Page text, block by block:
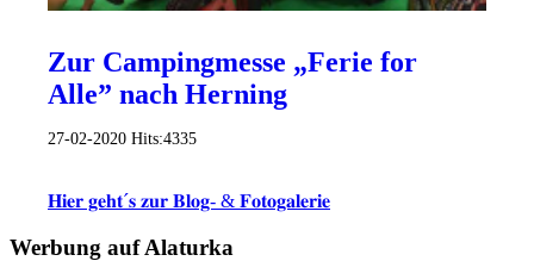
Zur Campingmesse „Ferie for
Alle” nach Herning
27-02-2020 Hits:4335
𝐇𝐢𝐞𝐫 𝐠𝐞𝐡𝐭´𝐬 𝐳𝐮𝐫 𝐁𝐥𝐨𝐠- & 𝐅𝐨𝐭𝐨𝐠𝐚𝐥𝐞𝐫𝐢𝐞
Werbung auf Alaturka